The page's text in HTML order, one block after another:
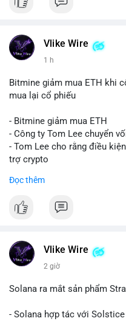
Vlike Wire
1 h
Bitmine giảm mua ETH khi
mua lại cổ phiếu
- Bitmine giảm mua ETH
- Công ty Tom Lee chuyển
- Tom Lee cho rằng điều
trợ crypto
nghỉ tháng 8
#binancesquare
#vlikevn #titanbot
📰 Nguồn: CoinDesk
Đọc thêm
Vlike Wire
2 giờ
Solana ra mắt sản phẩm
- Solana hợp tác với